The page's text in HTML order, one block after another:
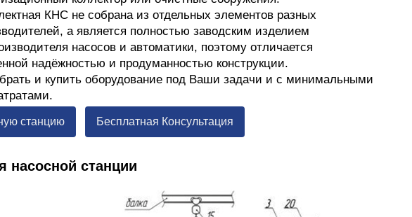
КНС не собрана из отдельных элементов разных
а является полностью заводским изделием
насосов и автоматики, поэтому отличается
надёжностью и продуманностью конструкции.
и купить оборудование под Ваши задачи и с минимальными
станцию Бесплатная Консультация
насосной станции